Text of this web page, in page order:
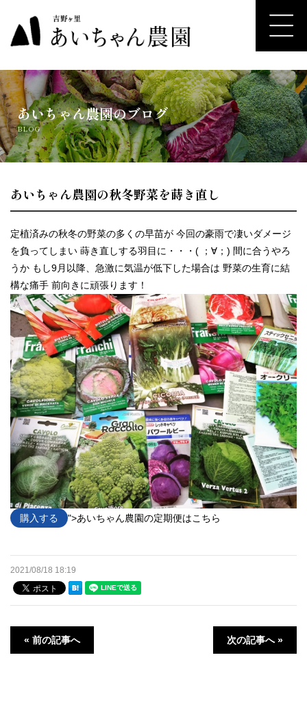
ホーム
農園・生産者について
コンセプト
はじめての方へ
レストランのご紹介
農園案内
よくあるご質問
プライバシーポリシー
お問い合わせ
生産野菜一覧
お知らせ
ブログ
レシピ
あいちゃん農園のブログ
BLOG
あいちゃん農園の秋冬野菜を蒔き直し
定植済みの秋冬の野菜の多くの早苗が 今回の豪雨で凄いダメージ
を負ってしまい 蒔き直しする羽目に・・・( ；∀；) 間に合うやろ
うか もし9月以降、急激に気温が低下した場合は 野菜の生育に結
構な痛手 前向きに頑張ります！
購入する ">あいちゃん農園の定期便はこちら
2021/08/18 18:19
« 前の記事へ 次の記事へ »